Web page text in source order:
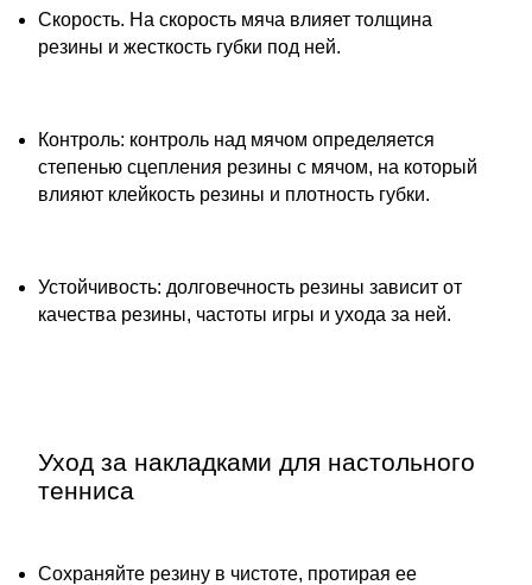
Скорость. На скорость мяча влияет толщина
резины и жесткость губки под ней.
Контроль: контроль над мячом определяется
степенью сцепления резины с мячом, на который
влияют клейкость резины и плотность губки.
Устойчивость: долговечность резины зависит от
качества резины, частоты игры и ухода за ней.
Уход за накладками для настольного
тенниса
Сохраняйте резину в чистоте, протирая ее